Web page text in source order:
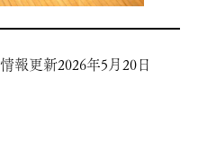
情報更新2026年5月20日